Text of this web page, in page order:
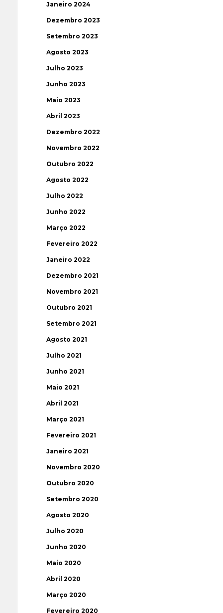
Janeiro 2024
Dezembro 2023
Setembro 2023
Agosto 2023
Julho 2023
Junho 2023
Maio 2023
Abril 2023
Dezembro 2022
Novembro 2022
Outubro 2022
Agosto 2022
Julho 2022
Junho 2022
Março 2022
Fevereiro 2022
Janeiro 2022
Dezembro 2021
Novembro 2021
Outubro 2021
Setembro 2021
Agosto 2021
Julho 2021
Junho 2021
Maio 2021
Abril 2021
Março 2021
Fevereiro 2021
Janeiro 2021
Novembro 2020
Outubro 2020
Setembro 2020
Agosto 2020
Julho 2020
Junho 2020
Maio 2020
Abril 2020
Março 2020
Fevereiro 2020